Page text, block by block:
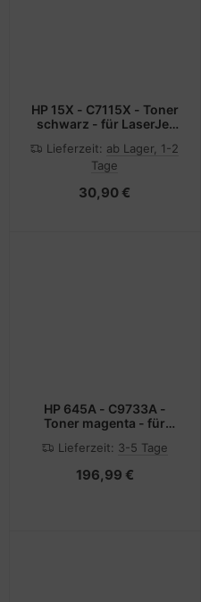
HP 15X - C7115X - Toner
schwarz - für LaserJet
3300, 3310, 3320, 3330,
3380
Lieferzeit: ab Lager, 1-2
Tage
30,90 €
HP 645A - C9733A -
Toner magenta - für
5550
Lieferzeit: 3-5 Tage
196,99 €